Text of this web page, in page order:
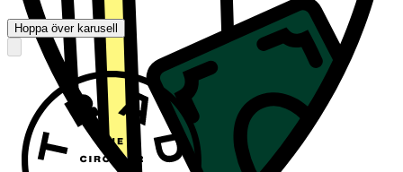
Hoppa över karusell